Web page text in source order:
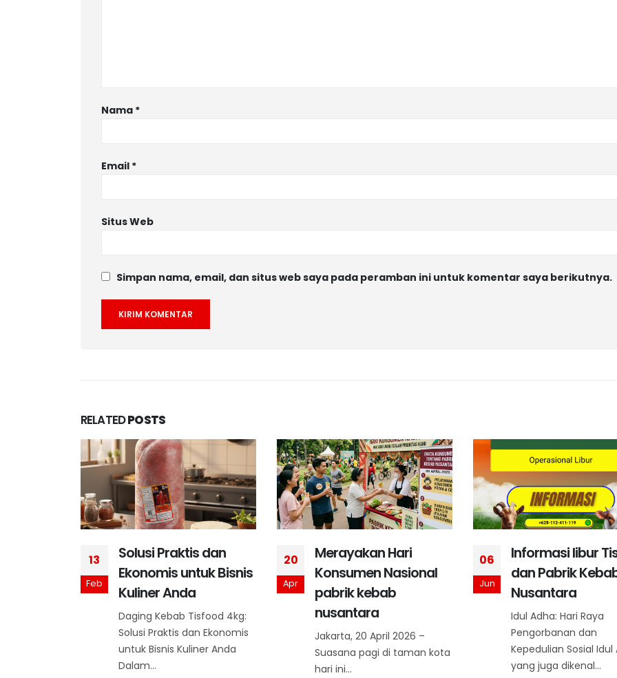
Nama *
Email *
Situs Web
Simpan nama, email, dan situs web saya pada peramban ini untuk komentar saya berikutnya.
RELATEDPOSTS
13
Feb
Solusi Praktis dan
Ekonomis untuk Bisnis
Kuliner Anda
Daging Kebab Tisfood 4kg:
Solusi Praktis dan Ekonomis
untuk Bisnis Kuliner Anda
Dalam...
20
Apr
Merayakan Hari
Konsumen Nasional
pabrik kebab
nusantara
Jakarta, 20 April 2026 –
Suasana pagi di taman kota
hari ini...
06
Jun
Informasi libur
dan Pabrik
Nusantara
Idul Adha: Hari Raya
Pengorbanan dan
Kepedulian Sosial Idul
yang juga dikenal...